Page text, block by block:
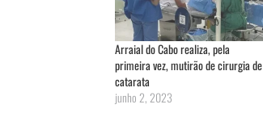
Arraial do Cabo realiza, pela
primeira vez, mutirão de cirurgia de
catarata
junho 2, 2023